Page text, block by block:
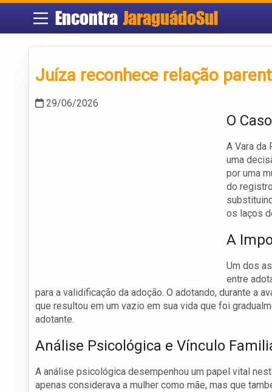
Encontra JaraguádoSul
Juíza reconhece relação
29/06/2026
O
A Vara da
uma
por uma
do
os laços
A
Um dos
entre
para a validificação da adoção. O adotando, durante a
que resultou em um vazio em sua vida que foi
adotante.
Análise Psicológica e Vínculo
A análise psicológica desempenhou um papel vital
apenas considerava a mulher como mãe, mas que